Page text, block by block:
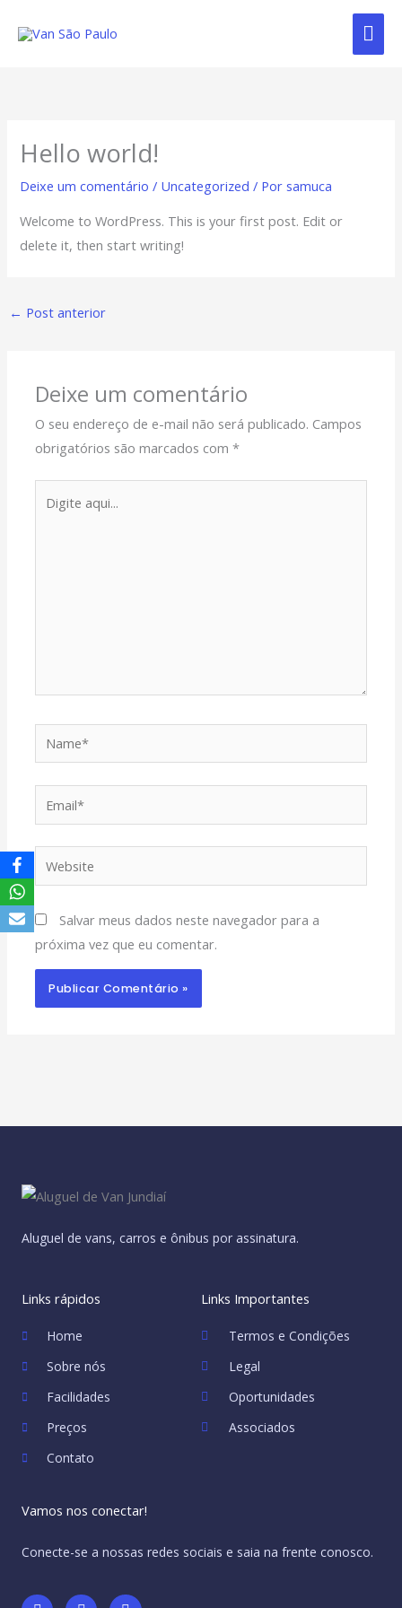
para
Hello world!
Deixe um comentário / Uncategorized / Porsamuca
Welcome to WordPress. This is your first post. Edit or
delete it, then start writing!
← Post anterior
Deixe um comentário
O seu endereço de e-mail não será publicado. Campos
obrigatórios são marcados com*
aqui...
Website
Salvar meus dados neste navegador para a
próxima vez que eu comentar.
Aluguel de vans, carros e ônibus por assinatura.
Links rápidos
Home
Sobre nós
Facilidades
Preços
Contato
Links Importantes
Termos e Condições
Legal
Oportunidades
Associados
Vamos nos conectar!
Conecte-se a nossas redes sociais e saia na frente conosco.
F Y I